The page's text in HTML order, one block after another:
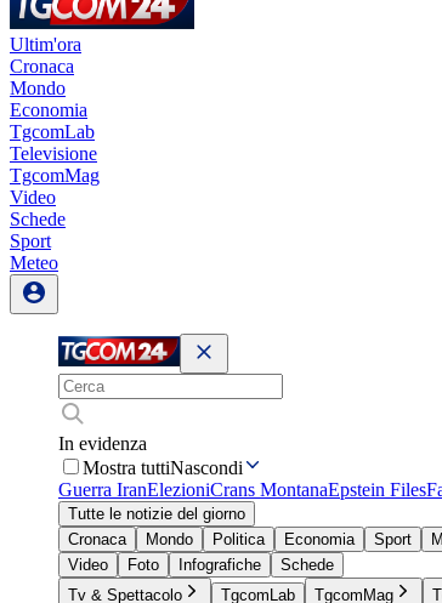
Ultim'ora
Cronaca
Mondo
Economia
TgcomLab
Televisione
TgcomMag
Video
Schede
Sport
Meteo
In evidenza
Mostra tuttiNascondi
Guerra IranElezioniCrans MontanaEpstein Files
Tutte le notizie del giorno
Cronaca
Mondo Politica Economia Sport
Video
Foto Infografiche
Schede
Tv & Spettacolo
TgcomLab TgcomMag